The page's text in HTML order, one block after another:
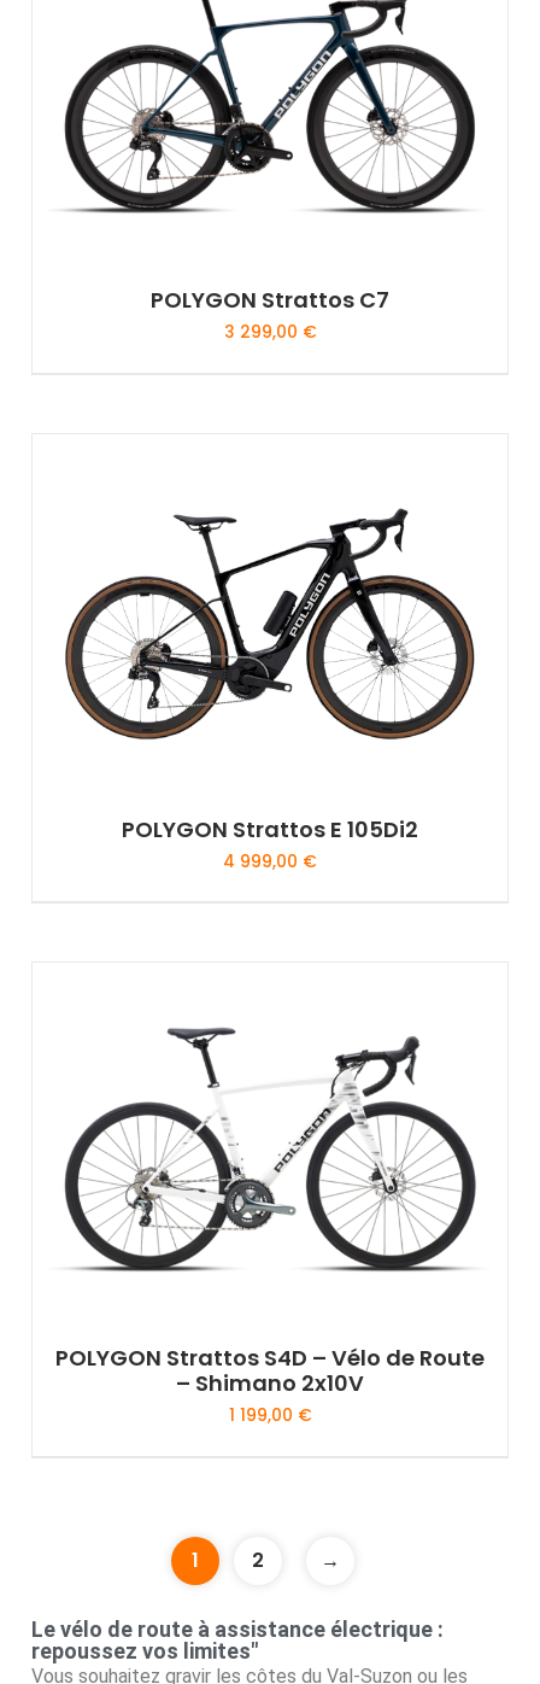
POLYGON Strattos C7
3 299,00 €
POLYGON Strattos E 105Di2
4 999,00 €
POLYGON Strattos S4D – Vélo de Route
– Shimano 2x10V
1 199,00 €
1 2 →
Le vélo de route à assistance électrique :
repoussez vos limites"
Vous souhaitez gravir les côtes du Val-Suzon ou les